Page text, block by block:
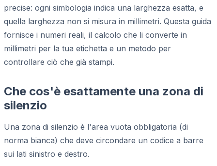
precise: ogni simbologia indica una larghezza esatta, e
quella larghezza non si misura in millimetri. Questa guida
fornisce i numeri reali, il calcolo che li converte in
millimetri per la tua etichetta e un metodo per
controllare ciò che già stampi.
Che cos'è esattamente una zona di
silenzio
Una zona di silenzio è l'area vuota obbligatoria (di
norma bianca) che deve circondare un codice a barre
sui lati sinistro e destro.